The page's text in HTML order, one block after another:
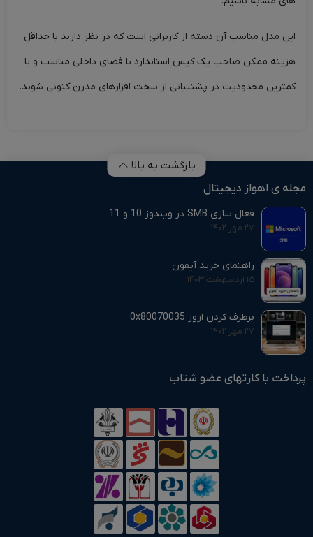
این مدل مناسب آن دسته از کاربرانی است که در نظر دارند با حداقل
هزینه ممکن صاحب یک کیس استاندارد با فضای داخلی مناسب و با
کمترین محدودیت در پشتیبانی از سخت افزارهای مدرن کنونی شوند.
بازگشت به بالا
مجله ی اهواز دیجیتال
فعال سازی SMB در ویندوز 10 و 11
۲۷ مهر ۱۴۰۲
راهنمای خرید آیفون
۱۵ اردیبهشت ۱۴۰۳
برطرف کردن ارور 0x80070035
۲۷ مهر ۱۴۰۲
پرداخت با کارتهای عضو شتاب